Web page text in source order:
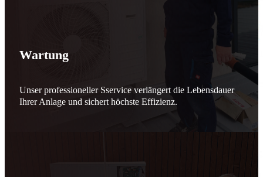
Wartung
Unser professioneller Sservice verlängert die Lebensdauer
Ihrer Anlage und sichert höchste Effizienz.